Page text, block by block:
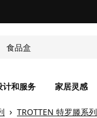
食品盒
计和服务 家居灵感
TROTTEN 特罗滕系列